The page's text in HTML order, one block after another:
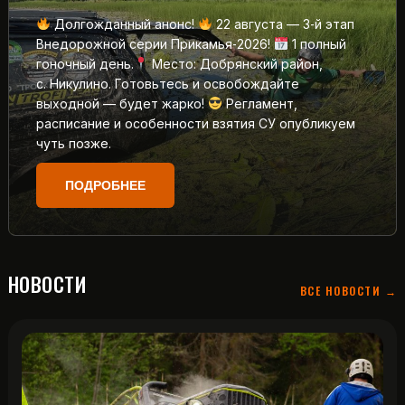
Долгожданный анонс!
22 августа — 3‑й этап
Внедорожной серии Прикамья‑2026!
1 полный
гоночный день.
Место: Добрянский район,
с. Никулино. Готовьтесь и освобождайте
выходной — будет жарко!
Регламент,
расписание и особенности взятия СУ опубликуем
чуть позже.
ПОДРОБНЕЕ
НОВОСТИ ВСЕ НОВОСТИ →